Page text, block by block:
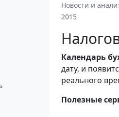
Новости и
2015
Календарь
дату, и
реального
Полезные